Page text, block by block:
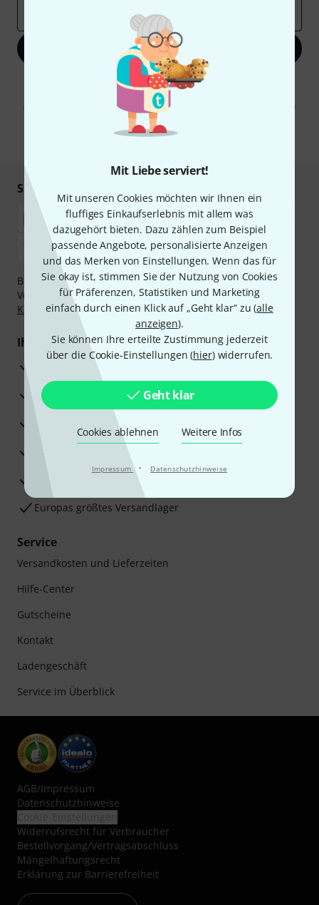
Mit Liebe serviert!
Mit unseren Cookies möchten wir Ihnen ein
fluffiges Einkaufserlebnis mit allem was
dazugehört bieten. Dazu zählen zum Beispiel
passende Angebote, personalisierte Anzeigen
und das Merken von Einstellungen. Wenn das für
Sie okay ist, stimmen Sie der Nutzung von Cookies
für Präferenzen, Statistiken und Marketing
einfach durch einen Klick auf „Geht klar“ zu (alle
anzeigen).
Sie können Ihre erteilte Zustimmung jederzeit
über die Cookie-Einstellungen (hier) widerrufen.
Geht klar
Cookies ablehnen Weitere Infos
Impressum · Datenschutzhinweise
Jetzt anmelden
Mit Klick auf „Jetzt anmelden“ stimmen Sie dem Erhalt von E-Mail-
Werbung und einer Messung des E-Mail-Nutzungsverhaltens zu. Die
Abmeldung ist jederzeit möglich. Weitere Informationen finden Sie in
unserenDatenschutzhinweisen
* Pflichtfeld
Sicher einkaufen & bezahlen
Bezahlen Sie vertraulich und sicher per Nachnahme,
Vorkasse, PayPal, Amazon Pay,Klarna Sofort bezahlen
Klarna Ratenzahlungoder Kreditkarte.
Ihre Vorteile
3 Jahre Thomann Garantie
30 Tage Money-Back-Garantie
Beratung durch Fachexperten
Zufriedenheitsgarantie
Europas größtes Versandlager
Service
Versandkosten und Lieferzeiten
Hilfe-Center
Gutscheine
Kontakt
Ladengeschäft
Service im Überblick
AGB/Impressum
Datenschutzhinweise
Widerrufsrecht für Verbraucher
Bestellvorgang/Vertragsabschluss
Mängelhaftungsrecht
Erklärung zur Barrierefreiheit